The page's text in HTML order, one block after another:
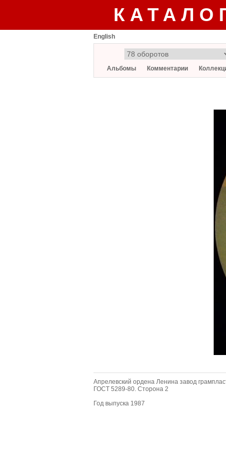
English
Альбомы Комментарии
Апрелевский ордена Ленина завод
ГОСТ 5289-80. Сторона 2
Год выпуска 1987